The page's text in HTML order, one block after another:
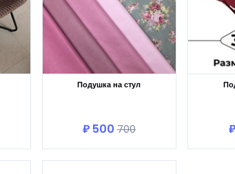
Подушка на стул
₽ 500 700